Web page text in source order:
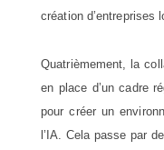
création d’entreprises
Quatrièmement, la
en place d’un cadre
pour créer un
l’IA. Cela passe par